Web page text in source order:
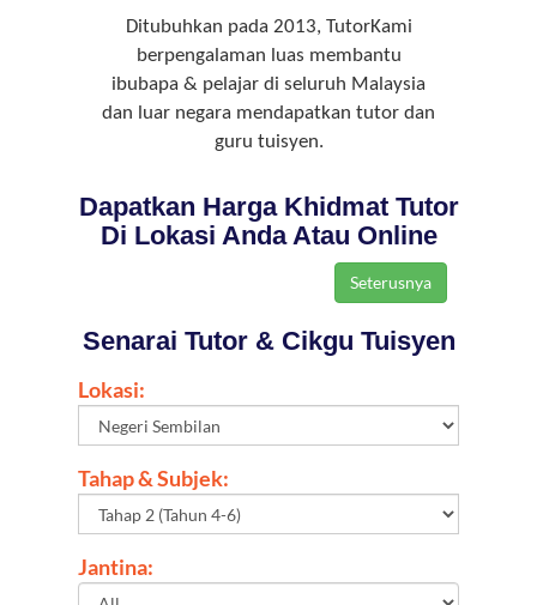
Ditubuhkan pada 2013, TutorKami
berpengalaman luas membantu
ibubapa & pelajar di seluruh Malaysia
dan luar negara mendapatkan tutor dan
guru tuisyen.
Dapatkan Harga Khidmat Tutor
Di Lokasi Anda Atau Online
Senarai Tutor & Cikgu Tuisyen
Lokasi:
Tahap & Subjek:
Jantina: